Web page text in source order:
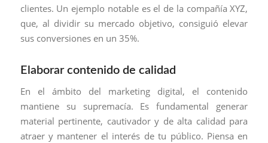
clientes. Un ejemplo notable es el de la compañía XYZ,
que, al dividir su mercado objetivo, consiguió elevar
sus conversiones en un 35%.
Elaborar contenido de calidad
En el ámbito del marketing digital, el contenido
mantiene su supremacía. Es fundamental generar
material pertinente, cautivador y de alta calidad para
atraer y mantener el interés de tu público. Piensa en